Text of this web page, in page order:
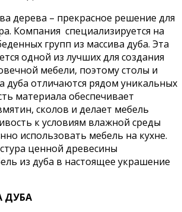
дерева – прекрасное решение для
Компания специализируется на
групп из массива дуба. Эта
одной из лучших для создания
мебели, поэтому столы и
дуба отличаются рядом уникальных
материала обеспечивает
сколов и делает мебель
к условиям влажной среды
использовать мебель на кухне.
ценной древесины
из дуба в настоящее украшение
ДУБА